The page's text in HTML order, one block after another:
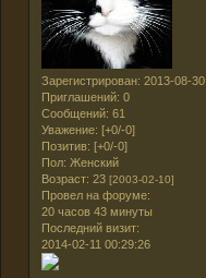
Зарегистрирован: 2013-08-30
Приглашений: 0
Сообщений: 61
Уважение: [+0/-0]
Позитив: [+0/-0]
Пол: Женский
Возраст: 23 [2003-02-10]
Провел на форуме:
20 часов 43 минуты
Последний визит:
2014-02-11 00:29:26